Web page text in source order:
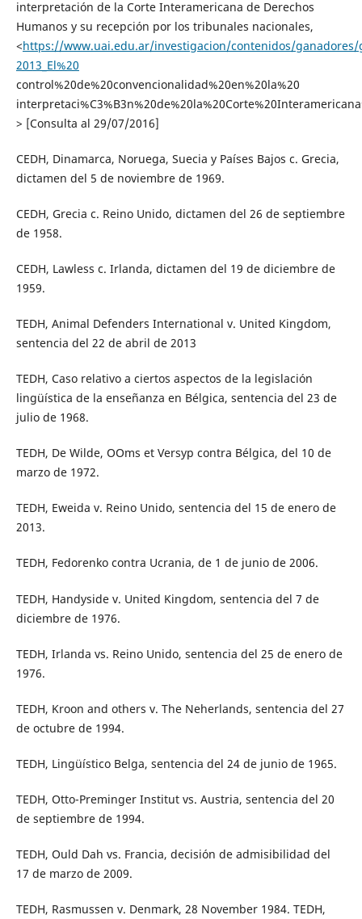
interpretación de la Corte Interamericana de Derechos
Humanos y su recepción por los tribunales nacionales,
<https://www.uai.edu.ar/investigacion/contenidos/ganadores/
2013_El%20
control%20de%20convencionalidad%20en%20la%20
> [Consulta al 29/07/2016]
CEDH, Dinamarca, Noruega, Suecia y Países Bajos c. Grecia,
dictamen del 5 de noviembre de 1969.
CEDH, Grecia c. Reino Unido, dictamen del 26 de septiembre
de 1958.
CEDH, Lawless c. Irlanda, dictamen del 19 de diciembre de
1959.
TEDH, Animal Defenders International v. United Kingdom,
sentencia del 22 de abril de 2013
TEDH, Caso relativo a ciertos aspectos de la legislación
lingüística de la enseñanza en Bélgica, sentencia del 23 de
julio de 1968.
TEDH, De Wilde, OOms et Versyp contra Bélgica, del 10 de
marzo de 1972.
TEDH, Eweida v. Reino Unido, sentencia del 15 de enero de
2013.
TEDH, Fedorenko contra Ucrania, de 1 de junio de 2006.
TEDH, Handyside v. United Kingdom, sentencia del 7 de
diciembre de 1976.
TEDH, Irlanda vs. Reino Unido, sentencia del 25 de enero de
1976.
TEDH, Kroon and others v. The Neherlands, sentencia del 27
de octubre de 1994.
TEDH, Lingüístico Belga, sentencia del 24 de junio de 1965.
TEDH, Otto-Preminger Institut vs. Austria, sentencia del 20
de septiembre de 1994.
TEDH, Ould Dah vs. Francia, decisión de admisibilidad del
17 de marzo de 2009.
TEDH, Rasmussen v. Denmark, 28 November 1984. TEDH,